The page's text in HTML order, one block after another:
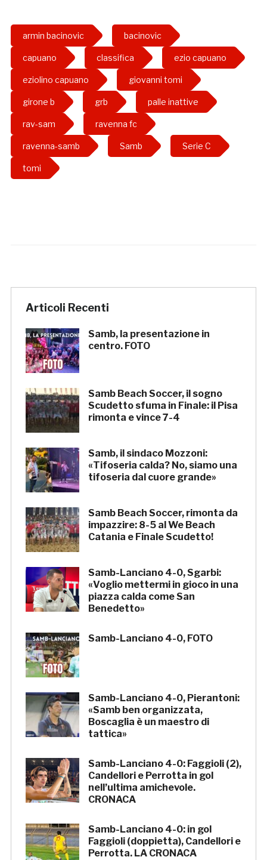
armin bacinovic bacinovic
capuano classifica ezio capuano
eziolino capuano giovanni tomi
girone b grb palle inattive
rav-sam ravenna fc
ravenna-samb Samb Serie C
tomi
Articoli Recenti
Samb, la presentazione in
centro. FOTO
Samb Beach Soccer, il sogno
Scudetto sfuma in Finale: il Pisa
rimonta e vince 7-4
Samb, il sindaco Mozzoni:
«Tifoseria calda? No, siamo una
tifoseria dal cuore grande»
Samb Beach Soccer, rimonta da
impazzire: 8-5 al We Beach
Catania e Finale Scudetto!
Samb-Lanciano 4-0, Sgarbi:
«Voglio mettermi in gioco in una
piazza calda come San
Benedetto»
Samb-Lanciano 4-0, FOTO
Samb-Lanciano 4-0, Pierantoni:
«Samb ben organizzata,
Boscaglia è un maestro di
tattica»
Samb-Lanciano 4-0: Faggioli (2),
Candellori e Perrotta in gol
nell’ultima amichevole.
CRONACA
Samb-Lanciano 4-0: in gol
Faggioli (doppietta), Candellori e
Perrotta. LA CRONACA